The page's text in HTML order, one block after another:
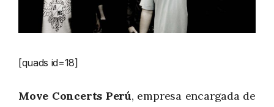
[quads id=18]
Move Concerts Perú, empresa encargada de